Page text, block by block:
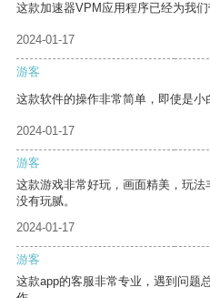
这款加速器VPM应用程序已经为我
2024-01-17
游客
这款软件的操作非常简单，即使是小
2024-01-17
游客
这款游戏非常好玩，画面精美，玩
没有玩腻。
2024-01-17
游客
这款app的客服非常专业，遇到问题